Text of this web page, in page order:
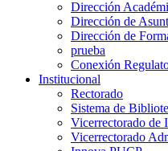
Dirección
Dirección de
Dirección de
prueba
Conexión
Institucional
Rectorado
Sistema de
Vicerrectorado de
Vicerrectorado